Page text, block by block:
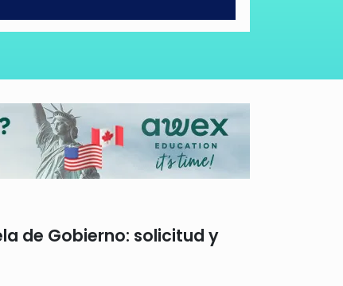
de Gobierno: solicitud y